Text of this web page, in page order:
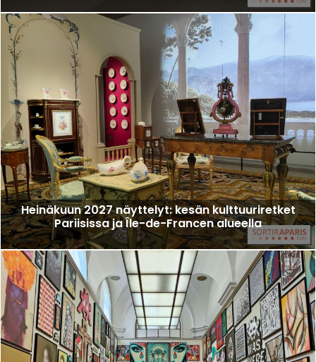
Heinäkuun 2027 näyttelyt: kesän kulttuuriretket
Pariisissa ja Île-de-Francen alueella